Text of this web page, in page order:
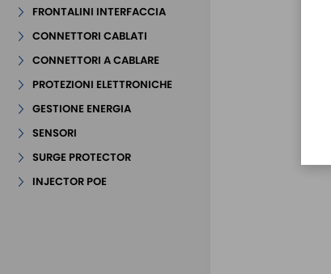
FRONTALINI INTERFACCIA
CONNETTORI CABLATI
CONNETTORI A CABLARE
PROTEZIONI ELETTRONICHE
GESTIONE ENERGIA
SENSORI
SURGE PROTECTOR
INJECTOR POE